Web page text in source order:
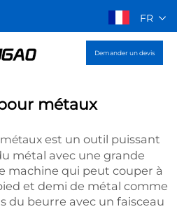
FR
Demander un devis
métaux
est un outil puissant
métal avec une grande
machine qui peut couper à
et demi de métal comme
du beurre avec un faisceau